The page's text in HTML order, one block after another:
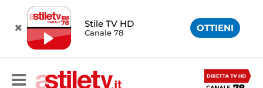
Stile TV HD
Canale 78 OTTIENI